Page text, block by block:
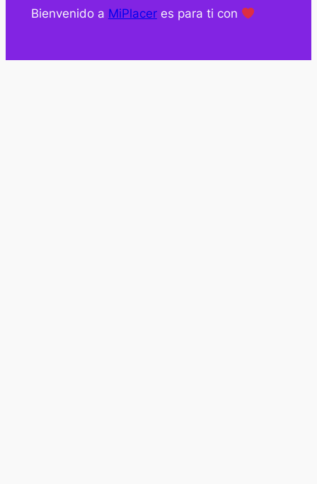
Bienvenido a MiPlaceres para ti con